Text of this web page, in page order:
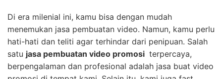
Di era milenial ini, kamu bisa dengan mudah
menemukan jasa pembuatan video. Namun, kamu perlu
hati-hati dan teliti agar terhindar dari penipuan. Salah
satu jasa pembuatan video promosi terpercaya,
berpengalaman dan profesional adalah jasa buat video